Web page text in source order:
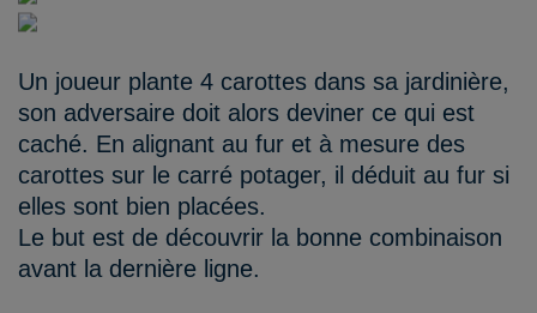
Un joueur plante 4 carottes dans sa jardinière,
son adversaire doit alors deviner ce qui est
caché. En alignant au fur et à mesure des
carottes sur le carré potager, il déduit au fur si
elles sont bien placées.
Le but est de découvrir la bonne combinaison
avant la dernière ligne.